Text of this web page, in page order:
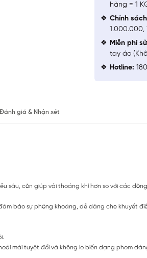
hàng = 1
Chính
1.000.000,
Miễn phí
tay áo
Hotline:
Đánh giá & Nhận xét
sâu, còn giúp vải thoáng khí hơn so với các
bảo sự phóng khoáng, dễ dàng che khuyết
mái tuyệt đối và không lo biến dạng phom